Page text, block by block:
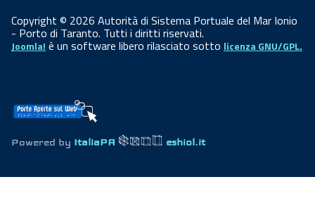
Copyright © 2026 Autorità di Sistema Portuale del Mar Ionio
- Porto di Taranto. Tutti i diritti riservati.
Joomla! è un software libero rilasciato sotto licenza GNU/GPL.
Powered by ItaliaPA eshiol.it